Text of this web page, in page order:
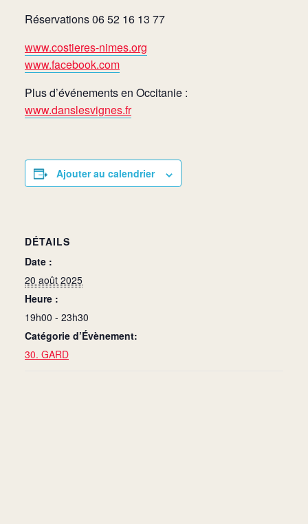
Réservations 06 52 16 13 77
www.costieres-nimes.org
www.facebook.com
Plus d’événements en Occitanie :
www.danslesvignes.fr
Ajouter au calendrier
DÉTAILS
Date :
20 août 2025
Heure :
19h00 - 23h30
Catégorie d’Évènement:
30. GARD